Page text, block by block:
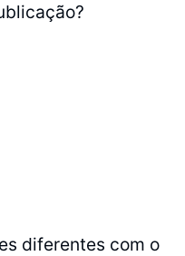
diferentes com o